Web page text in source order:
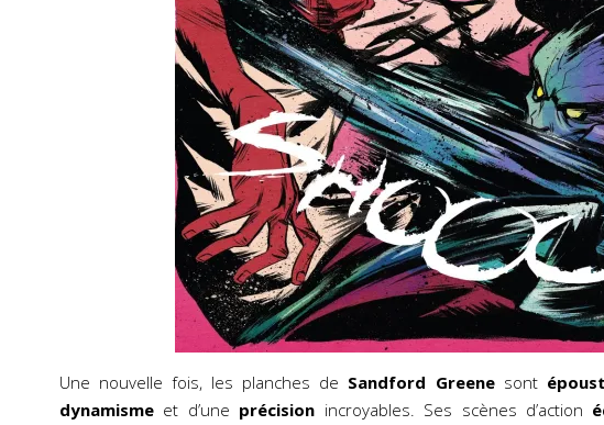
Une nouvelle fois, les planches de Sandford Greenesont
dynamisme et d’une précision incroyables. Ses scènes d’action